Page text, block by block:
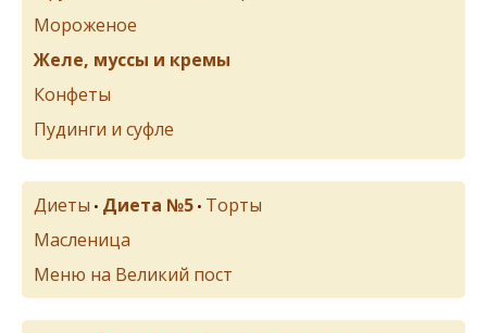
Мороженое
Желе, муссы и кремы
Конфеты
Пудинги и суфле
Диеты • Диета №5 • Торты
Масленица
Меню на Великий пост